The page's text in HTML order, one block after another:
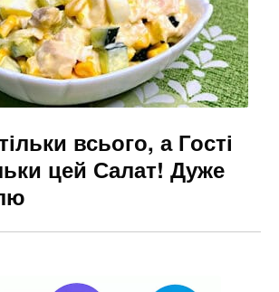
всього, а Гості
цей Салат! Дуже